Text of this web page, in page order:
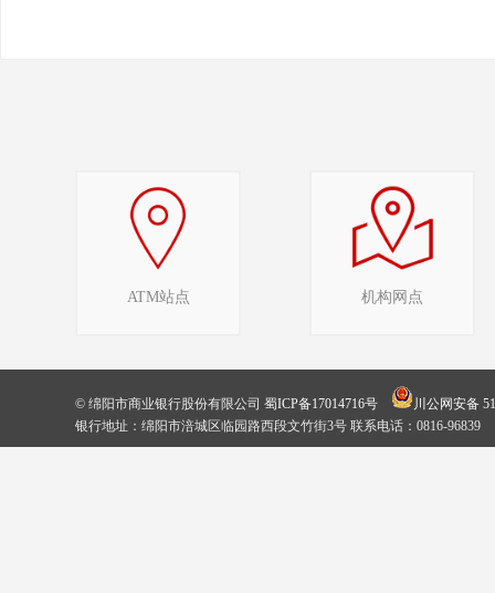
ATM站点 机构网点
© 绵阳市商业银行股份有限公司 蜀ICP备17014716号
川公网安备
银行地址：绵阳市涪城区临园路西段文竹街3号 联系电话：0816-96839